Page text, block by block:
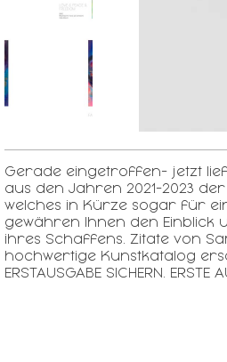
Gerade eingetroffen- jetzt
aus den Jahren 2021-2023
welches in Kürze sogar für
gewähren Ihnen den Einblick
ihres Schaffens. Zitate von
hochwertige Kunstkatalog
ERSTAUSGABE SICHERN. ERSTE